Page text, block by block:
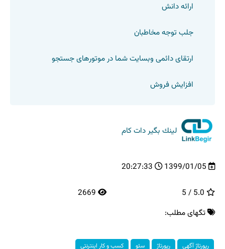
ارائه دانش
جلب توجه مخاطبان
ارتقای دائمی وبسایت شما در موتورهای جستجو
افزایش فروش
لینك بگیر دات كام
1399/01/05
20:27:33
تگهای مطلب:
رپورتاژ آگهی رپورتاژ سئو كسب و كار اینترنتی